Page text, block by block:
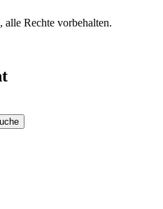
Rechte vorbehalten.